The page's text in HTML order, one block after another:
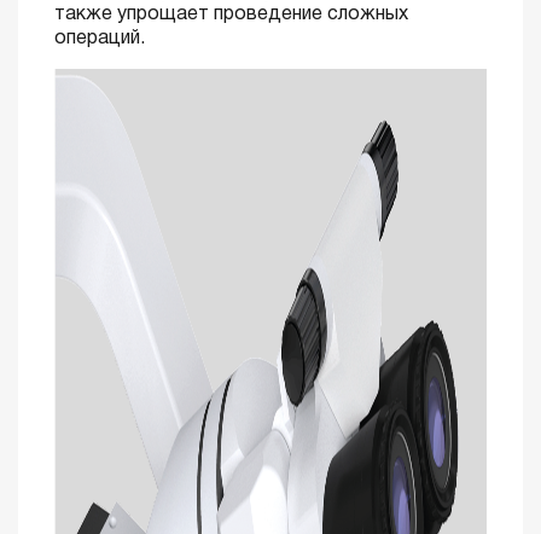
также упрощает проведение сложных
операций.